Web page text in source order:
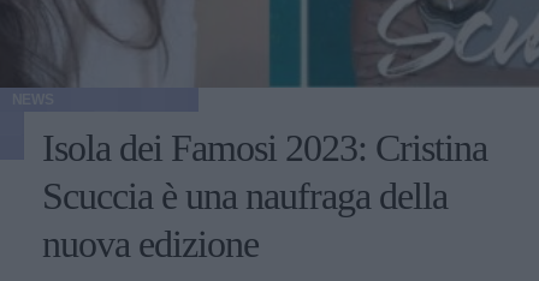
Isola dei Famosi 2023: Cristina
Scuccia è una naufraga della
nuova edizione